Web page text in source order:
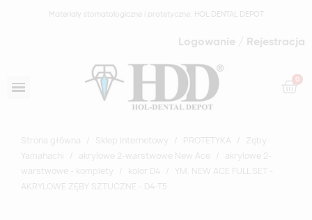
Materiały stomatologiczne i protetyczne: HOL DENTAL DEPOT
Logowanie / Rejestracja
Strona główna Sklep Internetowy PROTETYKA
Zęby
Yamahachi
akrylowe 2-warstwowe New Ace
akrylowe 2-
warstwowe - komplety
kolor D4
YM. NEW ACE FULL SET -
AKRYLOWE ZĘBY SZTUCZNE - D4-T5